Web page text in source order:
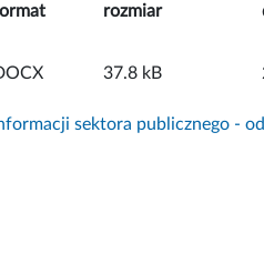
rozmiar
37.8 kB
sektora publicznego -